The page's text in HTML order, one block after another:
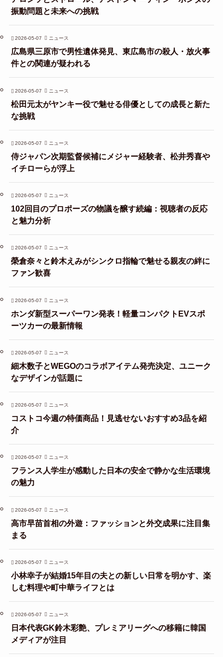
振動問題と未来への挑戦
2026-05-07 ニュース
広島県三原市で男性遺体発見、東広島市の殺人・放火事
件との関連が疑われる
2026-05-07 ニュース
松田元太がヤンキー役で魅せる俳優としての成長と新た
な挑戦
2026-05-07 ニュース
侍ジャパン次期監督候補にメジャー経験者、松井秀喜や
イチローらが浮上
2026-05-07 ニュース
102回目のプロポーズの物議を醸す続編：視聴者の反応
と魅力分析
2026-05-07 ニュース
榮倉奈々と鈴木えみがシンクロ指輪で魅せる親友の絆に
ファン歓喜
2026-05-07 ニュース
ホンダ新型スーパーワン発表！軽量コンパクトEVスポ
ーツカーの最新情報
2026-05-07 ニュース
細木数子とWEGOのコラボアイテム発売決定、ユニーク
なデザインが話題に
2026-05-07 ニュース
コストコ今週の特価商品！見逃せないおすすめ3品を紹
介
2026-05-07 ニュース
フランス人学生が感動した日本の安全で静かな生活環境
の魅力
2026-05-07 ニュース
高市早苗首相の外遊：ファッションと外交成果に注目集
まる
2026-05-07 ニュース
小林幸子が結婚15年目の夫との新しい日常を明かす、楽
しむ料理や町中華ライフとは
2026-05-07 ニュース
日本代表GK鈴木彩艶、プレミアリーグへの移籍に韓国
メディアが注目